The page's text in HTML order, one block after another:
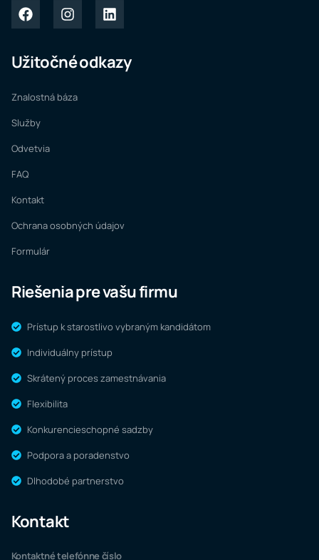
Užitočné odkazy
Znalostná báza
Služby
Odvetvia
FAQ
Kontakt
Ochrana osobných údajov
Formulár
Riešenia pre vašu firmu
Prístup k starostlivo vybraným kandidátom
Individuálny prístup
Skrátený proces zamestnávania
Flexibilita
Konkurencieschopné sadzby
Podpora a poradenstvo
Dlhodobé partnerstvo
Kontakt
Kontaktné telefónne číslo